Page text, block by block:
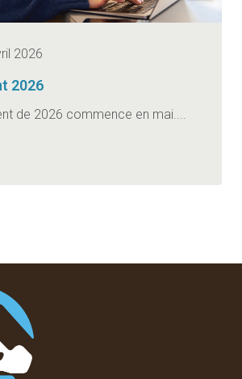
2026
2026
de 2026 commence en mai....